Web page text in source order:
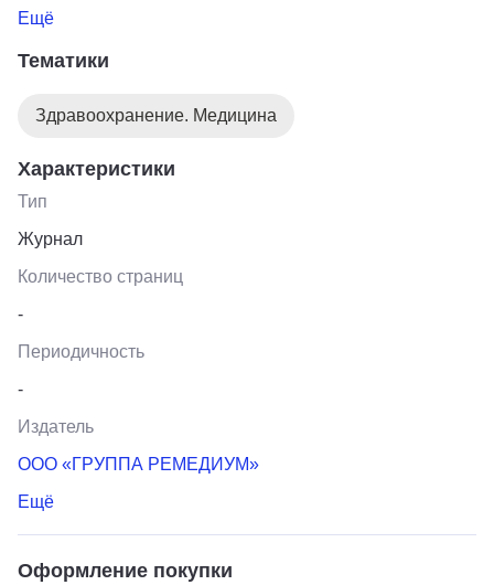
использованием стационарозамещающих технологий
Ещё
Тематики
Здравоохранение. Медицина
Характеристики
Тип
Журнал
Количество страниц
-
Периодичность
-
Издатель
ООО «ГРУППА РЕМЕДИУМ»
Ещё
Оформление покупки